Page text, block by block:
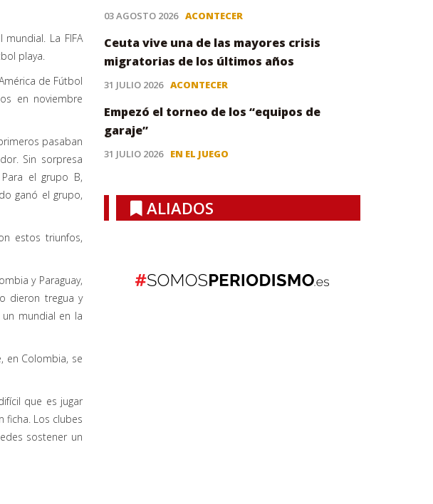
La FIFA
playa.
de Fútbol
en noviembre
pasaban
Sin sorpresa
el grupo B,
ganó el grupo,
estos triunfos,
y Paraguay,
dieron tregua y
mundial en la
en Colombia, se
que es jugar
ficha. Los clubes
sostener un
03 AGOSTO 2026 ACONTECER
Ceuta vive una de las mayores crisis
migratorias de los últimos años
31 JULIO 2026 ACONTECER
Empezó el torneo de los “equipos de
garaje”
31 JULIO 2026 EN EL JUEGO
ALIADOS